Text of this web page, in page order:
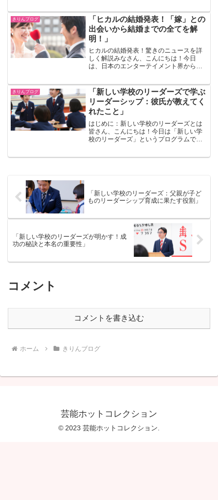
してのキャリアを経て、現在では全く異
なる分野で新たなスタート...
きりんブログ
「ヒカルの結婚発表！「嫁」との
出会いから結婚までの全てを解
明！」
ヒカルの結婚発表！驚きのニュースを詳
しく解説みなさん、こんにちは！今日
は、日本のエンターテイメント界から飛
ヒカルさんが結婚を発表されました！こ
のニュースは多くの...
きりんブログ
「新しい学校のリーダーズで学ぶ
リーダーシップ：彼氏が教えてく
れたこと」
はじめに：新しい学校のリーダーズとは
皆さん、こんにちは！今日は「新しい学
校のリーダーズ」というプログラムで学
「新しい学校のリーダーズ：父親が子ど
ものリーダーシップ育成に果たす役割」
「新しい学校のリーダーズが明かす！成
功の秘訣と本名の重要性」
コメント
コメントを書き込む
ホーム きりんブログ
芸能ホットコレクション
© 2023 芸能ホットコレクション.